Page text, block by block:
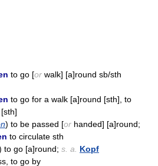
to go [or walk] [a]round sb/sth
to go for a walk [a]round [sth], to
) to be passed [or handed] [a]round;
to circulate sth
to go [a]round; s. a.
Kopf
to go by